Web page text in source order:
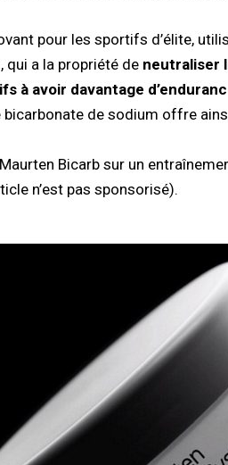
pour les sportifs d’élite,
qui a la propriété deneutraliser
à avoir davantage
de sodium offre
Bicarb sur un
n’est pas sponsorisé).